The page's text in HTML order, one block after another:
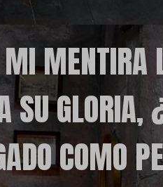
MENTIRA
SU GLORIA,
COMO